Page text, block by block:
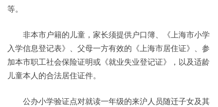
等。
非本市户籍的儿童，家长须提供户口簿、《上海市小学
入学信息登记表》、父母一方有效的《上海市居住证》、参
加本市职工社会保险证明或《就业失业登记证》，以及适龄
儿童本人的合法居住证件。
公办小学验证点对就读一年级的来沪人员随迁子女及其